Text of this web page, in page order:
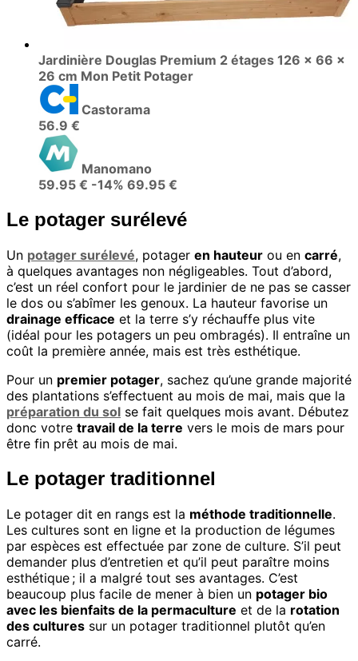
Jardinière Douglas Premium 2 étages 126 x 66 x
26 cm Mon Petit Potager
Castorama
56.9 €
Manomano
59.95 € -14% 69.95 €
Le potager surélevé
Un potager surélevé, potager en hauteur ou en carré,
à quelques avantages non négligeables. Tout d’abord,
c’est un réel confort pour le jardinier de ne pas se casser
le dos ou s’abîmer les genoux. La hauteur favorise un
drainage efficace et la terre s’y réchauffe plus vite
(idéal pour les potagers un peu ombragés). Il entraîne un
coût la première année, mais est très esthétique.
Pour un premier potager, sachez qu’une grande majorité
des plantations s’effectuent au mois de mai, mais que la
préparation du sol se fait quelques mois avant. Débutez
donc votre travail de la terre vers le mois de mars pour
être fin prêt au mois de mai.
Le potager traditionnel
Le potager dit en rangs est la méthode traditionnelle.
Les cultures sont en ligne et la production de légumes
par espèces est effectuée par zone de culture. S’il peut
demander plus d’entretien et qu’il peut paraître moins
esthétique ; il a malgré tout ses avantages. C’est
beaucoup plus facile de mener à bien un potager bio
avec les bienfaits de la permaculture et de la rotation
des cultures sur un potager traditionnel plutôt qu’en
carré.